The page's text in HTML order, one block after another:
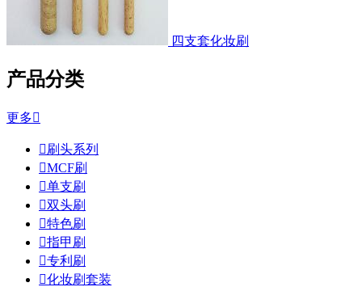
四支套化妆刷
产品分类
更多
刷头系列
MCF刷
单支刷
双头刷
特色刷
指甲刷
专利刷
化妆刷套装